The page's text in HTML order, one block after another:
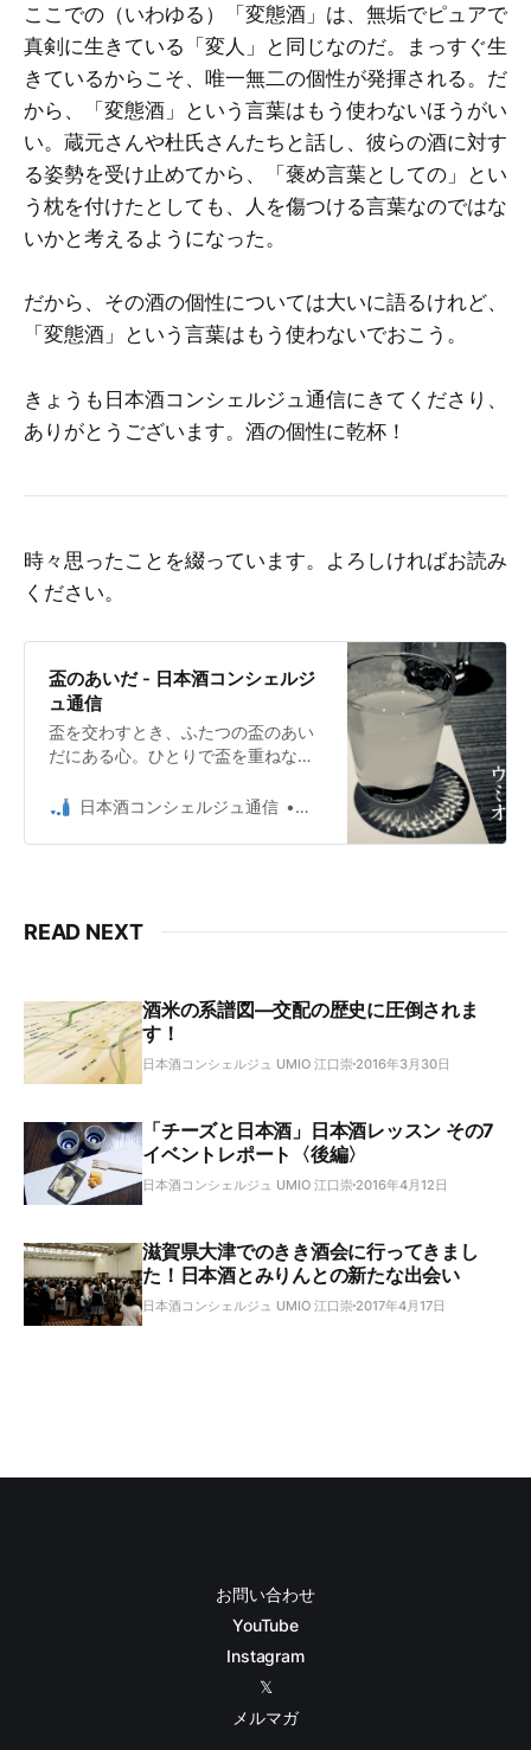
ここでの（いわゆる）「変態酒」は、無垢でピュアで
真剣に生きている「変人」と同じなのだ。まっすぐ生
きているからこそ、唯一無二の個性が発揮される。だ
から、「変態酒」という言葉はもう使わないほうがい
い。蔵元さんや杜氏さんたちと話し、彼らの酒に対す
る姿勢を受け止めてから、「褒め言葉としての」とい
う枕を付けたとしても、人を傷つける言葉なのではな
いかと考えるようになった。
だから、その酒の個性については大いに語るけれど、
「変態酒」という言葉はもう使わないでおこう。
きょうも日本酒コンシェルジュ通信にきてくださり、
ありがとうございます。酒の個性に乾杯！
時々思ったことを綴っています。よろしければお読み
ください。
盃のあいだ - 日本酒コンシェルジ
ュ通信
盃を交わすとき、ふたつの盃のあい
だにある心。ひとりで盃を重ねなが
ルジュUmioが綴るエッセイです。
日本酒コンシェルジュ通信 日本酒コンシェルジュ Umio
READ NEXT
酒米の系譜図―交配の歴史に圧倒されま
す！
日本酒コンシェルジュ UMIO 江口崇 2016年3月30日
「チーズと日本酒」日本酒レッスン その7
イベントレポート〈後編〉
日本酒コンシェルジュ UMIO 江口崇 2016年4月12日
滋賀県大津でのきき酒会に行ってきまし
た！日本酒とみりんとの新たな出会い
日本酒コンシェルジュ UMIO 江口崇 2017年4月17日
お問い合わせ
YouTube
Instagram
𝕏
メルマガ